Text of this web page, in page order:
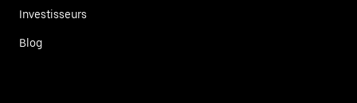
Investisseurs
Blog